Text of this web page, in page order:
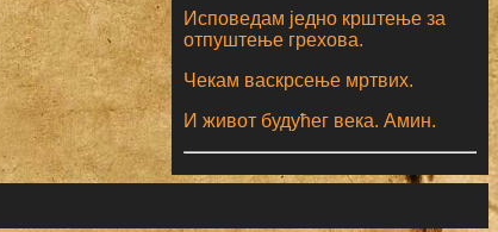
Исповедам једно крштење за
отпуштење грехова.
Чекам васкрсење мртвих.
И живот будућег века. Амин.